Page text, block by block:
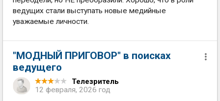
ведущих стали выступать новые медийные
уважаемые личности.
"МОДНЫЙ ПРИГОВОР" в поисках
ведущего
Телезритель
12 февраля, 2026 год